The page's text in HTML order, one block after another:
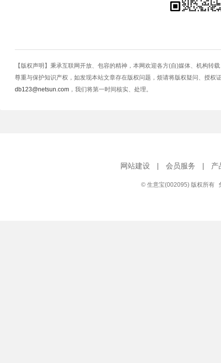
【版权声明】秉承互联网开放、包容的精神，本网欢迎各方(自)媒体、机构转
尊重与保护知识产权，如发现本站文章存在版权问题，烦请将版权疑问、授权
db123@netsun.com ，我们将第一时间核实、处理。
网站建设 | 会员服务 | 产
© 生意宝(002095) 版权所有